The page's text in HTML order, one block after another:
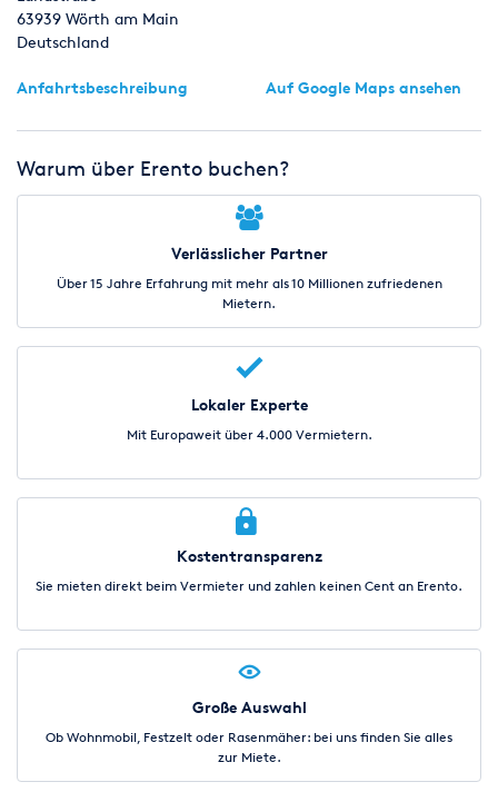
63939 Wörth am Main
Deutschland
Anfahrtsbeschreibung Auf Google Maps ansehen
Warum über Erento buchen?
Verlässlicher Partner
Über 15 Jahre Erfahrung mit mehr als 10 Millionen zufriedenen
Mietern.
Lokaler Experte
Mit Europaweit über 4.000 Vermietern.
Kostentransparenz
Sie mieten direkt beim Vermieter und zahlen keinen Cent an Erento.
Große Auswahl
Ob Wohnmobil, Festzelt oder Rasenmäher: bei uns finden Sie alles
zur Miete.